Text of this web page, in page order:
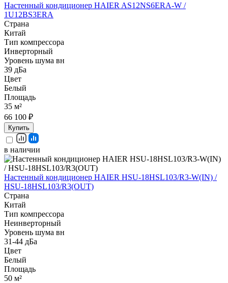
Настенный кондиционер HAIER AS12NS6ERA-W /
1U12BS3ERA
Страна
Китай
Тип компрессора
Инверторный
Уровень шума вн
39 дБа
Цвет
Белый
Площадь
35 м²
66 100 ₽
Купить
в наличии
Настенный кондиционер HAIER HSU-18HSL103/R3-W(IN) /
HSU-18HSL103/R3(OUT)
Страна
Китай
Тип компрессора
Неинверторный
Уровень шума вн
31-44 дБа
Цвет
Белый
Площадь
50 м²